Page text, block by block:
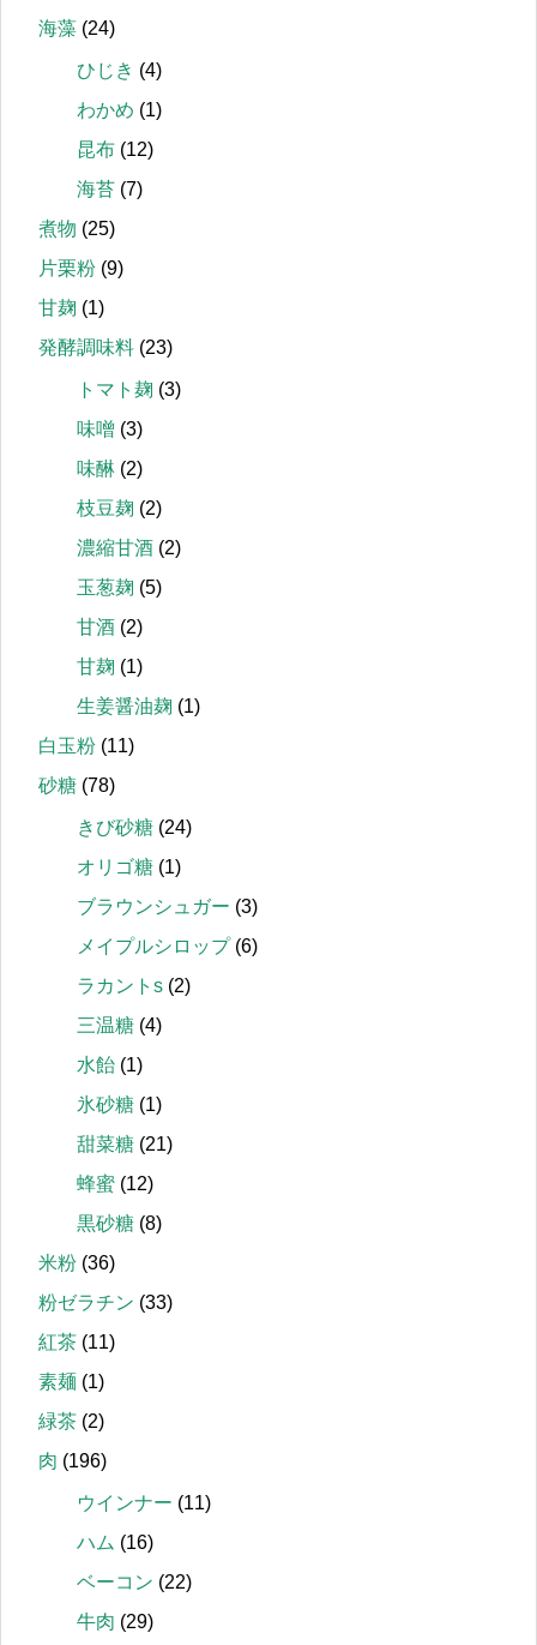
海藻 (24)
ひじき (4)
わかめ (1)
昆布 (12)
海苔 (7)
煮物 (25)
片栗粉 (9)
甘麹 (1)
発酵調味料 (23)
トマト麹 (3)
味噌 (3)
味醂 (2)
枝豆麹 (2)
濃縮甘酒 (2)
玉葱麹 (5)
甘酒 (2)
甘麹 (1)
生姜醤油麹 (1)
白玉粉 (11)
砂糖 (78)
きび砂糖 (24)
オリゴ糖 (1)
ブラウンシュガー (3)
メイプルシロップ(6)
ラカントs (2)
三温糖 (4)
水飴 (1)
氷砂糖 (1)
甜菜糖 (21)
蜂蜜 (12)
黒砂糖 (8)
米粉 (36)
粉ゼラチン (33)
紅茶 (11)
素麺 (1)
緑茶 (2)
肉 (196)
ウインナー (11)
ハム (16)
ベーコン (22)
牛肉 (29)